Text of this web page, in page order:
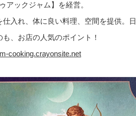
アックジャム】を経営。
仕入れ、体に良い料理、空間を提供。
も、お店の人気のポイント！
cooking.crayonsite.net